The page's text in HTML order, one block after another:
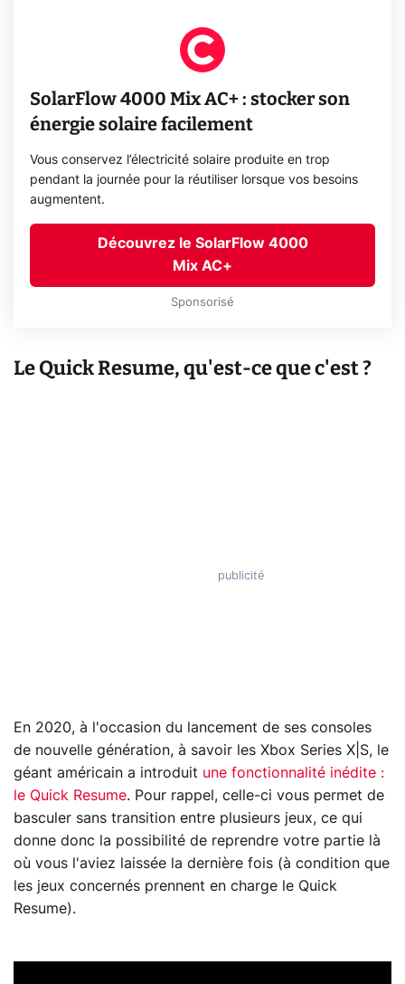
SolarFlow 4000 Mix AC+ : stocker son
énergie solaire facilement
Vous conservez l’électricité solaire produite en trop
pendant la journée pour la réutiliser lorsque vos besoins
augmentent.
Découvrez le SolarFlow 4000
Mix AC+
Sponsorisé
Le Quick Resume, qu'est-ce que c'est ?
En 2020, à l'occasion du lancement de ses consoles
de nouvelle génération, à savoir les Xbox Series X|S, le
géant américain a introduit une fonctionnalité inédite :
le Quick Resume. Pour rappel, celle-ci vous permet de
basculer sans transition entre plusieurs jeux, ce qui
donne donc la possibilité de reprendre votre partie là
où vous l'aviez laissée la dernière fois (à condition que
les jeux concernés prennent en charge le Quick
Resume).